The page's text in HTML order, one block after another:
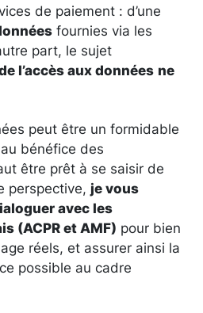
de paiement : d’une
fournies via les
part, le sujet
l’accès aux données ne
peut être un formidable
bénéfice des
être prêt à se saisir de
perspective, je vous
avec les
(ACPR et AMF) pour bien
réels, et assurer ainsi la
possible au cadre